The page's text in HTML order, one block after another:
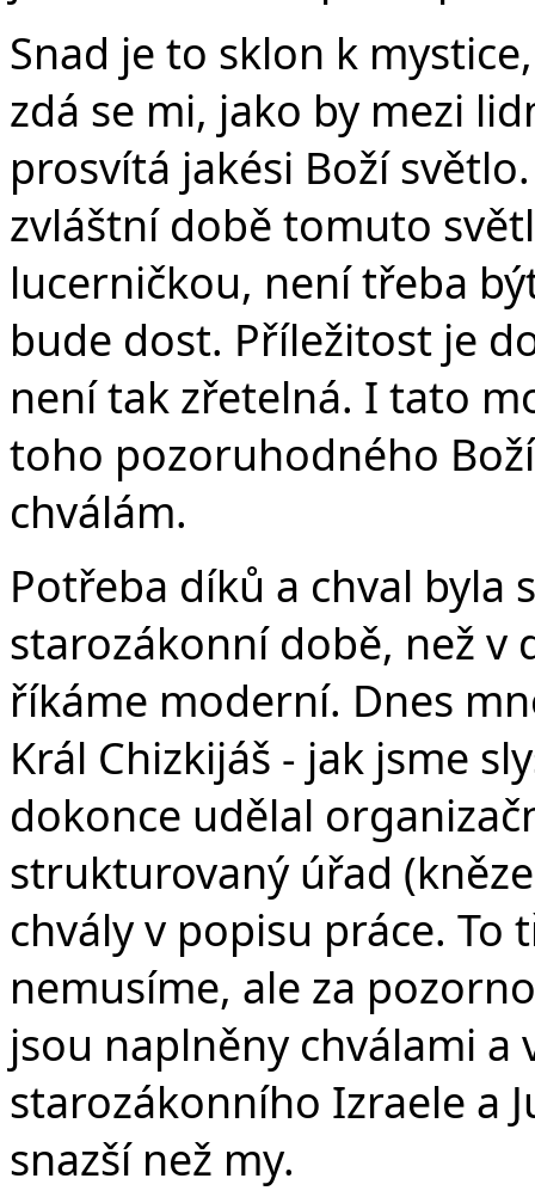
Snad je to sklon k
zdá se mi, jako by mezi
prosvítá jakési Boží
zvláštní době tomuto
lucerničkou, není třeba
bude dost. Příležitost je
není tak zřetelná. I tato
toho pozoruhodného
chválám.
Potřeba díků a chval byla
starozákonní době, než v
říkáme moderní. Dnes
Král Chizkijáš - jak jsme
dokonce udělal
strukturovaný úřad
chvály v popisu práce. To
nemusíme, ale za
jsou naplněny chválami
starozákonního Izraele a
snazší než my.